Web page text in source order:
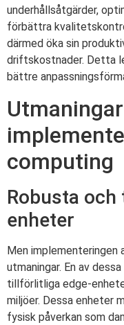
underhållsåtgärder,
förbättra
därmed öka sin
driftskostnader. Detta
bättre
computing
Robusta
enheter
Men implementeringen
utmaningar. En av
tillförlitliga edge-
miljöer. Dessa enheter
fysisk påverkan som